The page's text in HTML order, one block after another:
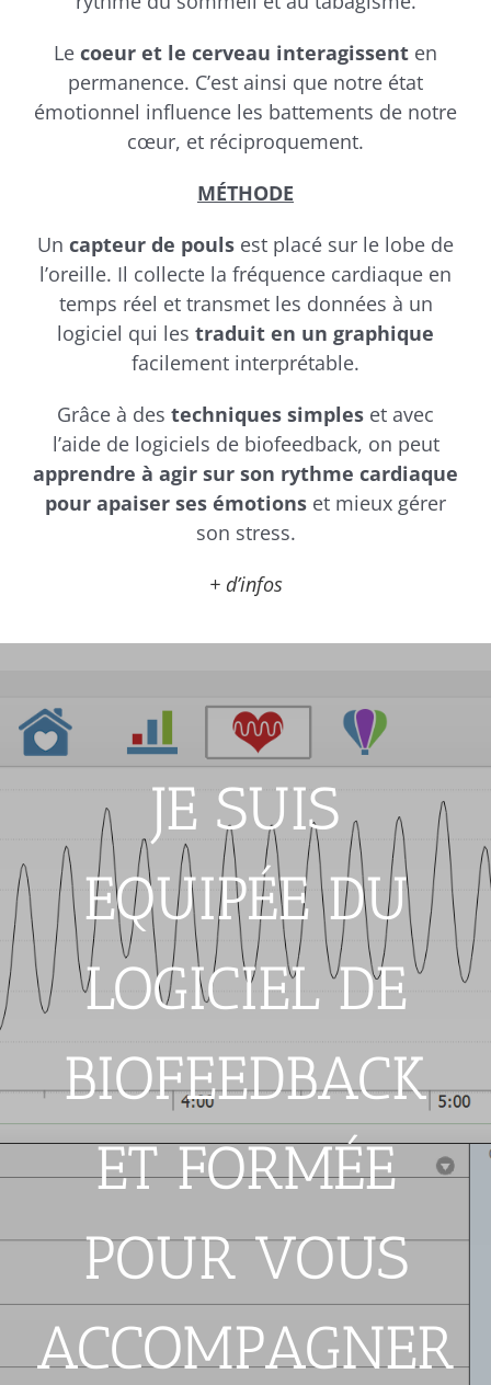
Le coeur et le cerveau interagissent en
permanence. C’est ainsi que notre état
émotionnel influence les battements de notre
cœur, et réciproquement.
MÉTHODE
Un capteur de pouls est placé sur le lobe de
l’oreille. Il collecte la fréquence cardiaque en
temps réel et transmet les données à un
logiciel qui les traduit en un graphique
facilement interprétable.
Grâce à des techniques simples et avec
l’aide de logiciels de biofeedback, on peut
apprendre à agir sur son rythme cardiaque
pour apaiser ses émotions et mieux gérer
son stress.
+ d’infos
JE SUIS
EQUIPÉE DU
LOGICIEL DE
BIOFEEDBACK
ET FORMÉE
POUR VOUS
ACCOMPAGNER